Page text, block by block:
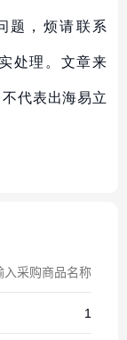
题，烦请联系
处理。文章来
代表出海易立